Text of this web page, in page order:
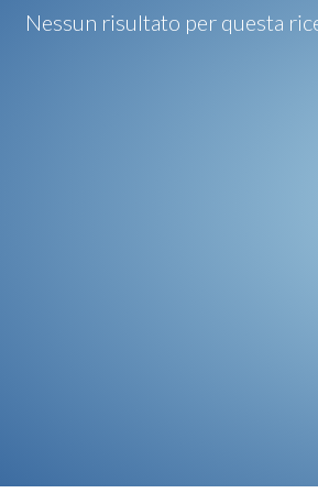
Nessun risultato per questa